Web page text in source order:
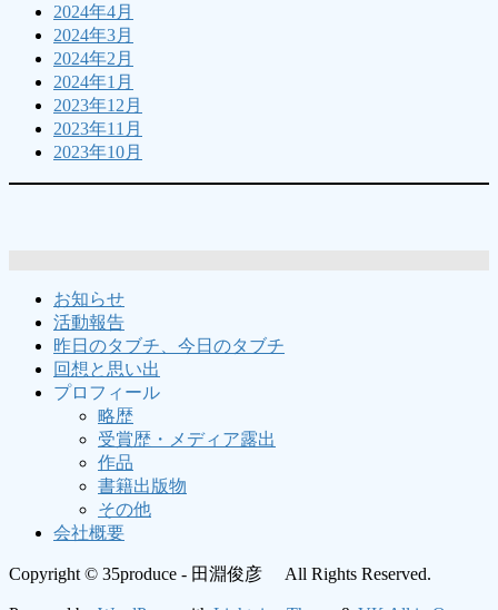
2024年4月
2024年3月
2024年2月
2024年1月
2023年12月
2023年11月
2023年10月
お知らせ
活動報告
昨日のタブチ、今日のタブチ
回想と思い出
プロフィール
略歴
受賞歴・メディア露出
作品
書籍出版物
その他
会社概要
Copyright © 35produce - 田淵俊彦 All Rights Reserved.